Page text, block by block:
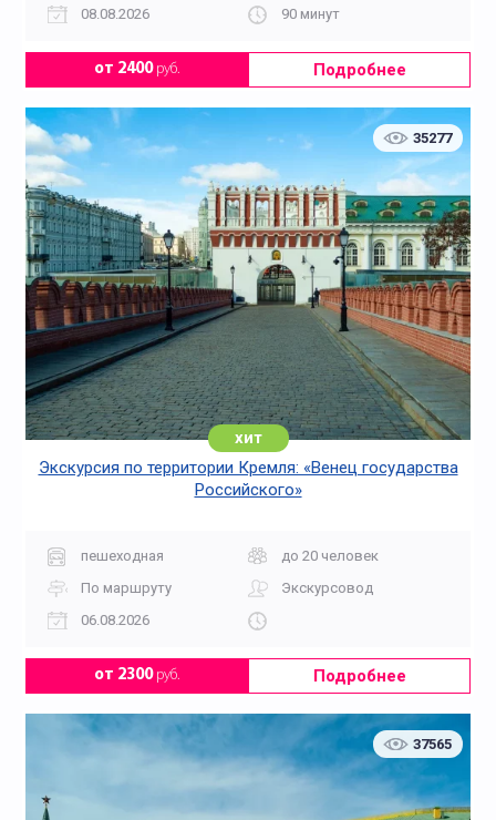
08.08.2026
90 минут
от 2400руб. Подробнее
35277
хит
Экскурсия по территории Кремля: «Венец государства
Российского»
пешеходная
до 20 человек
По маршруту
Экскурсовод
06.08.2026
от 2300руб. Подробнее
37565